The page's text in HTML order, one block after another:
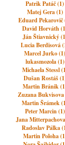
Patrik Patáč (1)
Matej Gera (1)
Eduard Pekarovič
David Horváth
Ján Štiavnický
Lucia Berdisová
Marcel Jurko (1)
lukasmozola (1)
Michaela Stessl
Dušan Rostáš
Martin Bránik
Zuzana Bukvisova
Martin Šrámek
Peter Marcin (1)
Jana
Radoslav Pálka
Martin Poloha